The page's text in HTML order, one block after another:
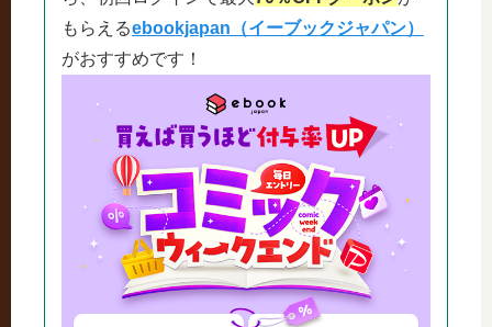
もらえるebookjapan（イーブックジャパン）
がおすすめです！